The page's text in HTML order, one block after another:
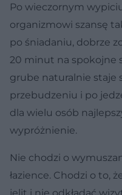
Po wieczornym
organizmowi szansę
po śniadaniu, dobrze
20 minut na spokojne
grube naturalnie staje
przebudzeniu i po
dla wielu osób
wypróżnienie.
Nie chodzi o
łazience. Chodzi o to,
jelit i nie odkładać